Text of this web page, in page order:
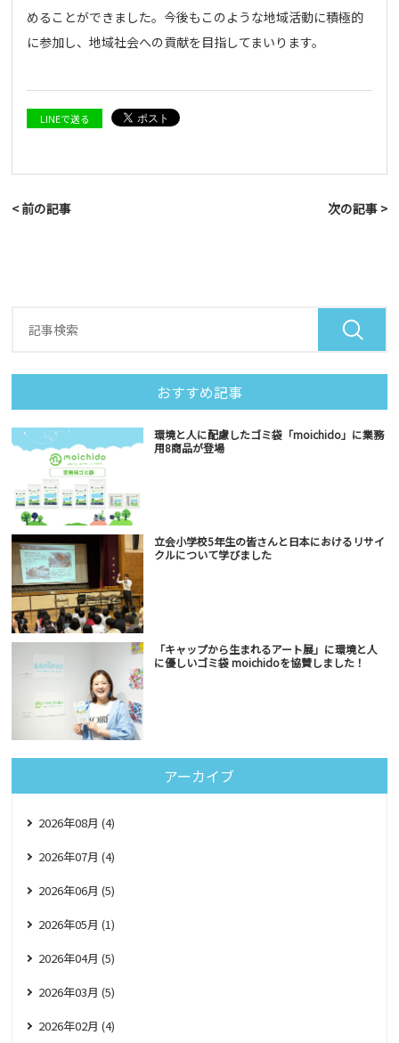
めることができました。今後もこのような地域活動に積極的
に参加し、地域社会への貢献を目指してまいります。
LINEで送る
< 前の記事 次の記事 >
おすすめ記事
環境と人に配慮したゴミ袋「moichido」に業務
用8商品が登場
立会小学校5年生の皆さんと日本におけるリサイ
クルについて学びました
「キャップから生まれるアート展」に環境と人
に優しいゴミ袋 moichidoを協賛しました！
アーカイブ
2026年08月 (4)
2026年07月 (4)
2026年06月 (5)
2026年05月 (1)
2026年04月 (5)
2026年03月 (5)
2026年02月 (4)